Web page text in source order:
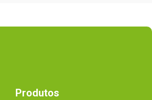
Produtos